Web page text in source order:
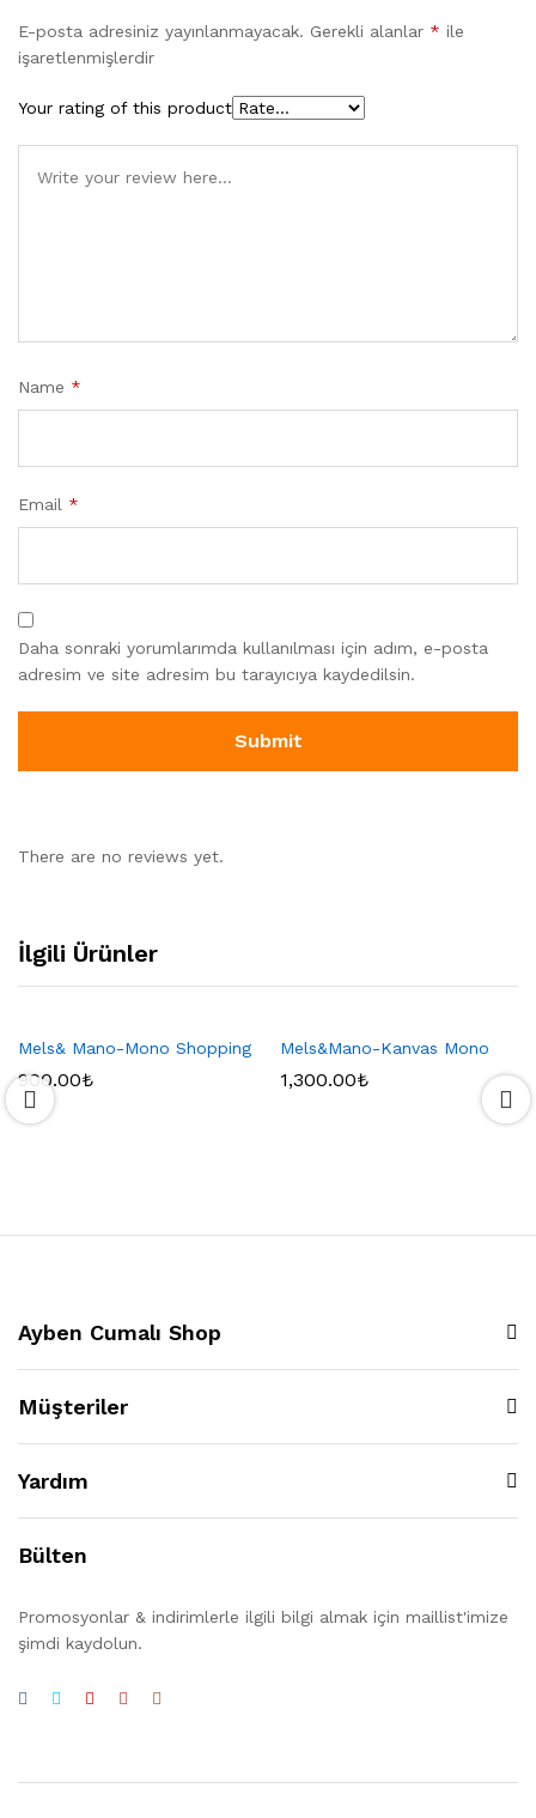
E-posta adresiniz yayınlanmayacak. Gerekli alanlar * ile
işaretlenmişlerdir
Your rating of this product
Name *
Email *
Daha sonraki yorumlarımda kullanılması için adım, e-posta
adresim ve site adresim bu tarayıcıya kaydedilsin.
There are no reviews yet.
İlgili Ürünler
Mels& Mano-Mono Shopping
900.00₺
Mels&Mano-Kanvas Mono
1,300.00₺
Ayben Cumalı Shop
Müşteriler
Yardım
Bülten
Promosyonlar & indirimlerle ilgili bilgi almak için maillist'imize
şimdi kaydolun.